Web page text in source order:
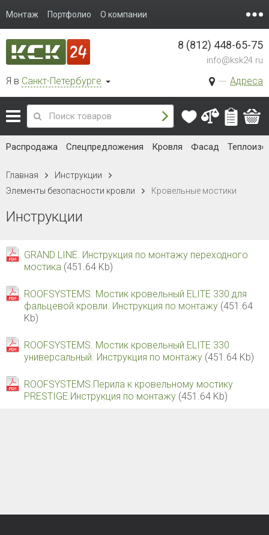
Монтаж Портфолио О компании
Я в Санкт-Петербурге Адреса
8 (812) 448-65-75
info@ksk24.ru
Распродажа Спецпредложения Кровля Фасад
Главная
Инструкции
Элементы безопасности кровли
Кровельные мостики
Инструкции
GRAND LINE. Инструкция по монтажу переходного
мостика (451.64 Kb)
ROOFSYSTEMS. Мостик кровельный ELITE 330 для
фальцевой кровли. Инструкция по монтажу (451.64
Kb)
ROOFSYSTEMS. Мостик кровельный ELITE 330
универсальный. Инструкция по монтажу (451.64 Kb)
ROOFSYSTEMS.Перила к кровельному мостику
PRESTIGE.Инструкция по монтажу (451.64 Kb)